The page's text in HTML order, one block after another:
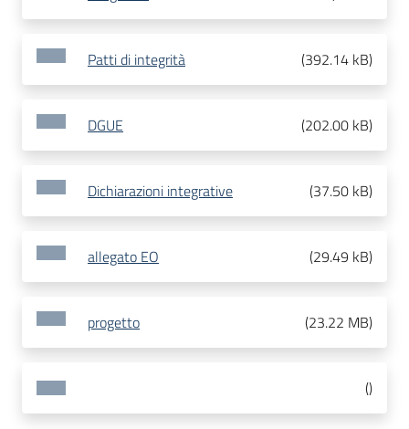
Patti di integrità (392.14 kB)
DGUE (202.00 kB)
Dichiarazioni integrative (37.50 kB)
allegato EO (29.49 kB)
progetto (23.22 MB)
()